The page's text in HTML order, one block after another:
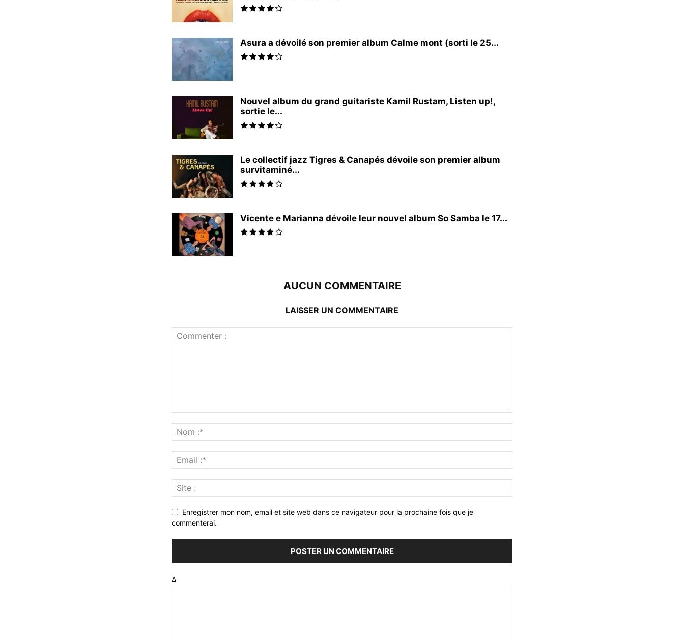
Asura a dévoilé son premier album Calme mont (sorti le 25...
Nouvel album du grand guitariste Kamil Rustam, Listen up!,
sortie le...
Le collectif jazz Tigres & Canapés dévoile son premier album
survitaminé...
Vicente e Marianna dévoile leur nouvel album So Samba le 17...
AUCUN COMMENTAIRE
LAISSER UN COMMENTAIRE
Enregistrer mon nom, email et site web dans ce navigateur pour la prochaine fois que je
commenterai.
Δ